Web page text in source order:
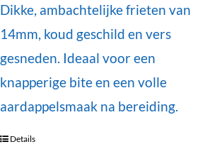
Dikke, ambachtelijke frieten van
14mm, koud geschild en vers
gesneden. Ideaal voor een
knapperige bite en een volle
aardappelsmaak na bereiding.
Details